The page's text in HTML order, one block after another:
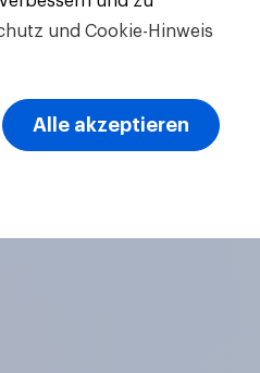
und Cookie-Hinweis
Alle akzeptieren